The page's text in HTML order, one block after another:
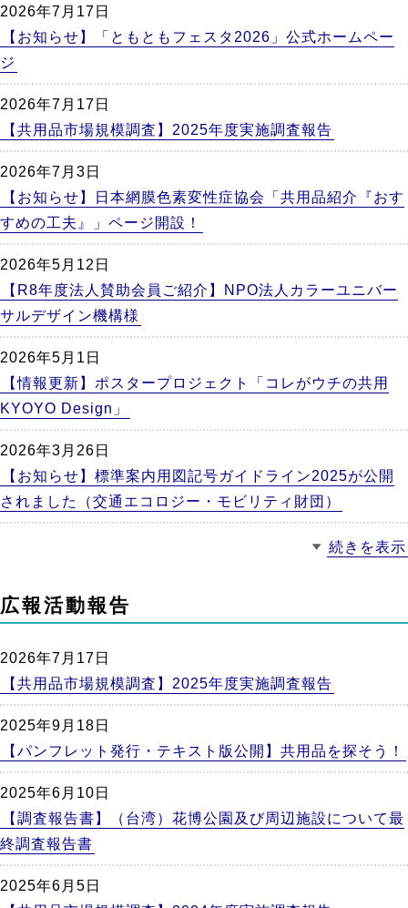
2026年7月17日
【お知らせ】「ともともフェスタ2026」公式ホームペー
ジ
2026年7月17日
【共用品市場規模調査】2025年度実施調査報告
2026年7月3日
【お知らせ】日本網膜色素変性症協会「共用品紹介『おす
すめの工夫』」ページ開設！
2026年5月12日
【R8年度法人賛助会員ご紹介】NPO法人カラーユニバー
サルデザイン機構様
2026年5月1日
【情報更新】ポスタープロジェクト「コレがウチの共用
KYOYO Design」
2026年3月26日
【お知らせ】標準案内用図記号ガイドライン2025が公開
されました（交通エコロジー・モビリティ財団）
続きを表示
広報活動報告
2026年7月17日
【共用品市場規模調査】2025年度実施調査報告
2025年9月18日
【パンフレット発行・テキスト版公開】共用品を探そう！
2025年6月10日
【調査報告書】（台湾）花博公園及び周辺施設について最
終調査報告書
2025年6月5日